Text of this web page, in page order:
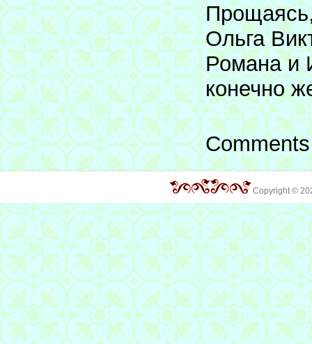
Ольга
Романа и
конечно
Copyright ©